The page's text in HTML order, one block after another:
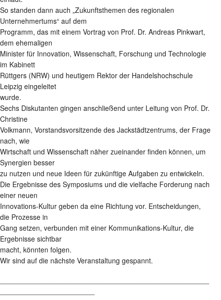
So standen dann auch „Zukunftsthemen des regionalen
Unternehmertums“ auf dem
Programm, das mit einem Vortrag von Prof. Dr. Andreas Pinkwart,
dem ehemaligen
Minister für Innovation, Wissenschaft, Forschung und Technologie
im Kabinett
Rüttgers (NRW) und heutigem Rektor der Handelshochschule
Leipzig eingeleitet
wurde.
Sechs Diskutanten gingen anschließend unter Leitung von Prof. Dr.
Christine
Volkmann, Vorstandsvorsitzende des Jackstädtzentrums, der Frage
nach, wie
Wirtschaft und Wissenschaft näher zueinander finden können, um
Synergien besser
zu nutzen und neue Ideen für zukünftige Aufgaben zu entwickeln.
Die Ergebnisse des Symposiums und die vielfache Forderung nach
einer neuen
Innovations-Kultur geben da eine Richtung vor. Entscheidungen,
die Prozesse in
Gang setzen, verbunden mit einer Kommunikations-Kultur, die
Ergebnisse sichtbar
macht, könnten folgen.
Wir sind auf die nächste Veranstaltung gespannt.